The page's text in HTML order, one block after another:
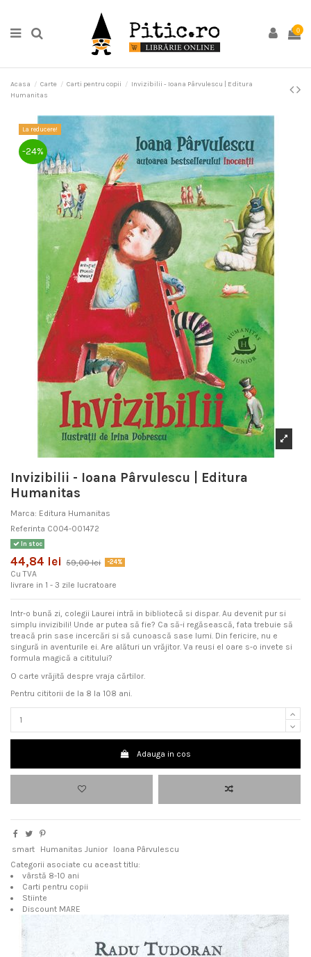
0
Acasa Carte Carti pentru copii
Invizibilii - Ioana Pârvulescu | Editura
Humanitas
La reducere!
-24%
Invizibilii - Ioana Pârvulescu | Editura
Humanitas
Marca: Editura Humanitas
Referinta C004-001472
In stoc
44,84 lei 59,00 lei -24%
Cu TVA
livrare in 1 - 3 zile lucratoare
Intr-o bună zi, colegii Laurei intră in bibliotecă si dispar. Au devenit pur si
simplu invizibili! Unde ar putea să fie? Ca să-i regăsească, fata trebuie să
treacă prin sase incercări si să cunoască sase lumi. Din fericire, nu e
singură in aventurile ei. Are alături un vrăjitor. Va reusi el oare s-o invete si
formula magică a cititului?
O carte vrăjită despre vraja cărtilor.
Pentru cititorii de la 8 la 108 ani.
Adauga in cos
smart Humanitas Junior
Ioana Pârvulescu
Categorii asociate cu aceast titlu:
vârstă 8-10 ani
Carti pentru copii
Stiinte
Discount MARE